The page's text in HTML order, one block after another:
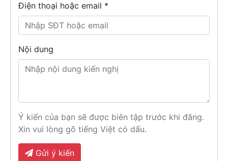
Điện thoại hoặc email *
Nội dung
Ý kiến của bạn sẽ được biên tập trước khi đăng.
Xin vui lòng gõ tiếng Việt có dấu.
Gửi ý kiến